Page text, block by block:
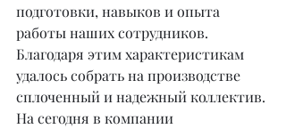
подготовки, навыков и опыта
работы наших сотрудников.
Благодаря этим характеристикам
удалось собрать на производстве
сплоченный и надежный коллектив.
На сегодня в компании